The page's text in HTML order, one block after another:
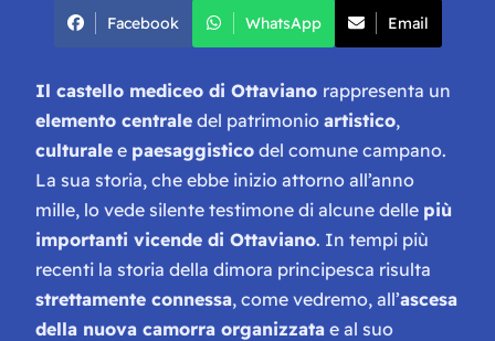
Facebook WhatsApp Email
Il castello mediceo di Ottaviano rappresenta un
elemento centrale del patrimonio artistico,
culturale e paesaggistico del comune campano.
La sua storia, che ebbe inizio attorno all’anno
mille, lo vede silente testimone di alcune delle più
importanti vicende di Ottaviano. In tempi più
recenti la storia della dimora principesca risulta
strettamente connessa, come vedremo, all’ascesa
della nuova camorra organizzata e al suo